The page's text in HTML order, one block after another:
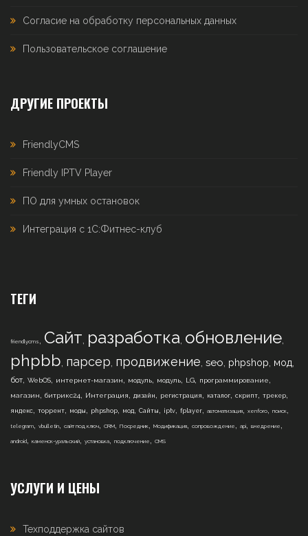
Согласие на обработку персональных данных
Пользовательское соглашение
ДРУГИЕ ПРОЕКТЫ
FriendlyCMS
Friendly IPTV Player
ПО для умных остановок
Интеграция с 1С:Фитнес-клуб
ТЕГИ
friendlycms , Сайт, разработка, обновление,
phpbb, парсер, продвижение, seo, phpshop, мод,
бот, WebOS, интернет-магазин, модуль, модуль, LG, программирование,
магазин, битрикс24, Интеграция, дизайн , регистрация , каталог, скрипт, трекер,
яндекс, торрент, моды , phpshop, мод, Сайты , iptv, fplayer, автоматизация, xenforo, поиск,
telegram, vbulletin, сайт под ключ, CRM, Посредник, Модификация, сопровождение , api, внедрение ,
android, каменск-уральский, установка, подключение , CMS
УСЛУГИ И ЦЕНЫ
Техподдержка сайтов